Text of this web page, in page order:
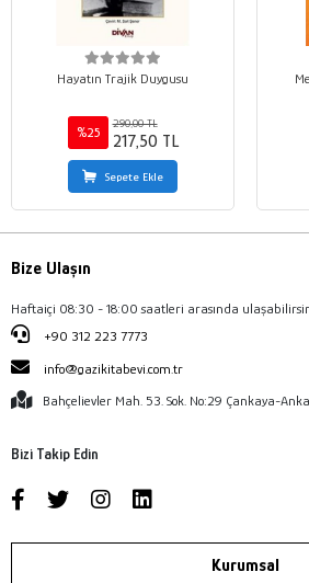
Hayatın Trajik Duygusu
%25
290,00 TL
217,50 TL
Sepete Ekle
Bize Ulaşın
Haftaiçi 08:30 - 18:00 saatleri arasında
+90 312 223 7773
info@gazikitabevi.com.tr
Bahçelievler Mah. 53. Sok. No:29 Çankaya-
Bizi Takip Edin
Kurumsal